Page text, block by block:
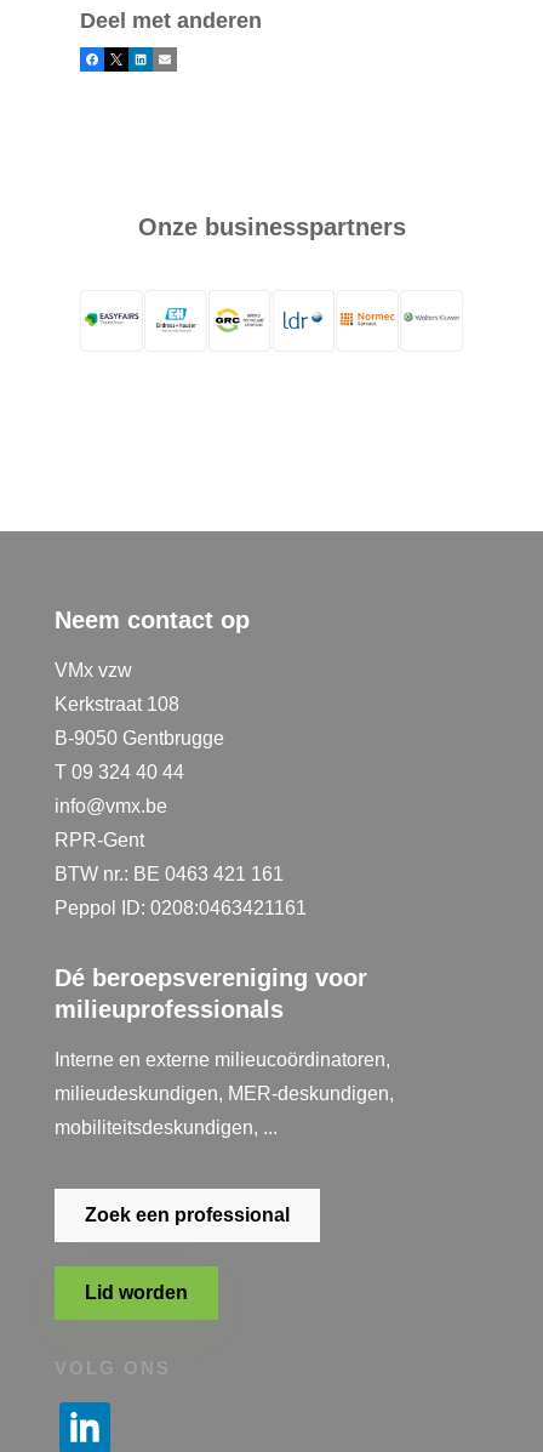
Deel met anderen
Facebook
X LinkedInE-mail
Onze businesspartners
Neem contact op
VMx vzw
Kerkstraat 108
B-9050 Gentbrugge
T 09 324 40 44
info@vmx.be
RPR-Gent
BTW nr.: BE 0463 421 161
Peppol ID: 0208:0463421161
Dé beroepsvereniging voor
milieuprofessionals
Interne en externe milieucoördinatoren,
milieudeskundigen, MER-deskundigen,
mobiliteitsdeskundigen, ...
Zoek een professional
Lid worden
VOLG ONS